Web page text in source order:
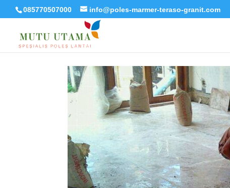
085770507000 info@poles-marmer-teraso-granit.com